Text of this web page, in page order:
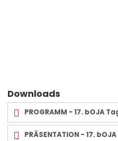
Downloads
PROGRAMM - 17. bOJA
PRÄSENTATION - 17.